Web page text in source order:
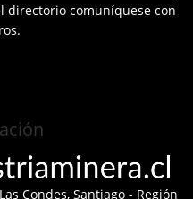
directorio comuníquese con
Condes, Santiago - Región